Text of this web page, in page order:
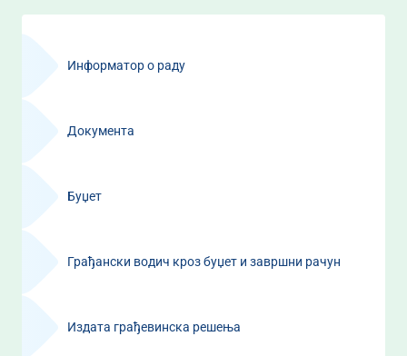
ЈавностИнформатор о раду
Документа
Буџет
Грађански водич кроз буџет и завршни рачун
Издата грађевинска решења